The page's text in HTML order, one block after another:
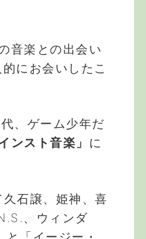
音楽との出会い
にお会いしたこ
、ゲーム少年だ
インスト音楽」 に
石譲、姫神、喜
、ウィンダ